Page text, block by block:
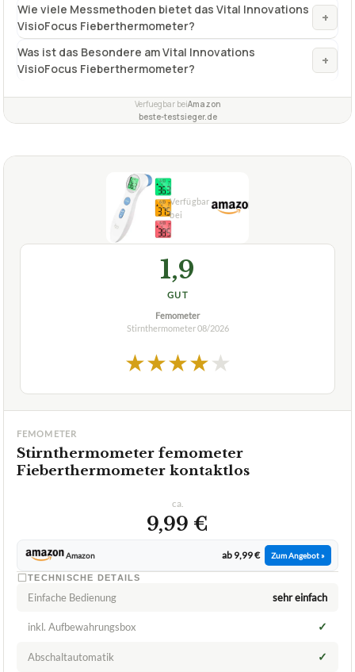
Wie viele Messmethoden bietet das Vital Innovations
VisioFocus Fieberthermometer?
+
Was ist das Besondere am Vital Innovations
VisioFocus Fieberthermometer?
+
Verfuegbar beiAmazon
beste-testsieger.de
1,9
GUT
Femometer
Stirnthermometer08/2026
★★★★★
FEMOMETER
Stirnthermometer femometer
Fieberthermometer kontaktlos
ca.
9,99 €
Amazon ab 9,99 € Zum Angebot »
TECHNISCHE DETAILS
Einfache Bedienung sehr einfach
inkl. Aufbewahrungsbox ✓
Abschaltautomatik ✓